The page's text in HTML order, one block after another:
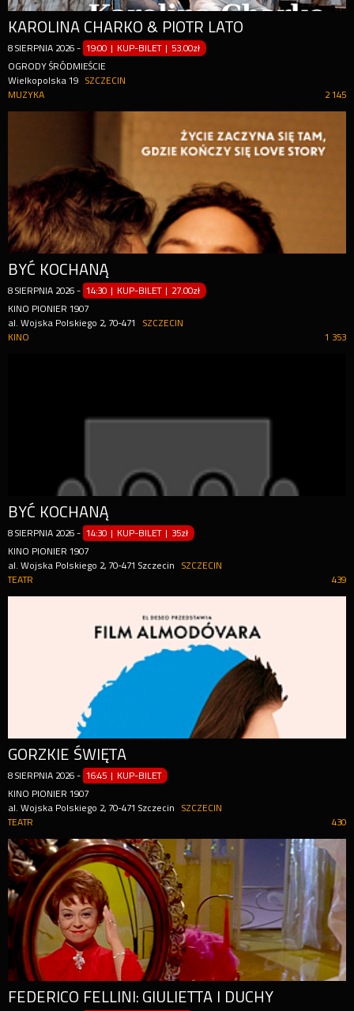
KAROLINA CHARKO & PIOTR LATO
8 SIERPNIA 2026 - 19:00 | KUP-BILET | 53.00zł
OGRODY ŚRÓDMIEŚCIE
Wielkopolska 19
SZCZECIN
2 145
MUZYKA
BYĆ KOCHANĄ
8 SIERPNIA 2026 - 14:30 | KUP-BILET | 27.00zł
KINO PIONIER 1907
al. Wojska Polskiego 2, 70-471
SZCZECIN
1 353
KINO
BYĆ KOCHANĄ
8 SIERPNIA 2026 - 14:30 | KUP-BILET | 35zł
KINO PIONIER 1907
al. Wojska Polskiego 2, 70-471 Szczecin
SZCZECIN
439
TEATR
GORZKIE ŚWIĘTA
8 SIERPNIA 2026 - 16:45 | KUP-BILET
KINO PIONIER 1907
al. Wojska Polskiego 2, 70-471 Szczecin
SZCZECIN
430
TEATR
FEDERICO FELLINI: GIULIETTA I DUCHY